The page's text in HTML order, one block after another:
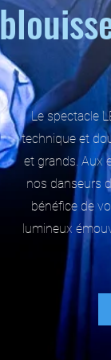
Le spectacle
technique et
et grands. Aux
nos danseurs
bénéfice de
lumineux